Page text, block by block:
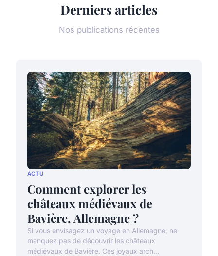
Derniers articles
Nos publications récentes
ACTU
Comment explorer les
châteaux médiévaux de
Bavière, Allemagne ?
Si vous envisagez un voyage en Allemagne, ne
manquez pas de découvrir les châteaux
médiévaux de Bavière. Ces joyaux arch...